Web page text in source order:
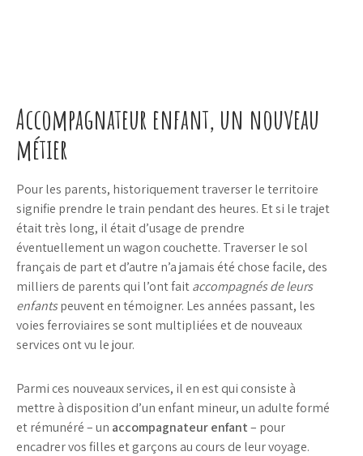
Accompagnateur enfant, un nouveau
métier
Pour les parents, historiquement traverser le territoire
signifie prendre le train pendant des heures. Et si le trajet
était très long, il était d’usage de prendre
éventuellement un wagon couchette. Traverser le sol
français de part et d’autre n’a jamais été chose facile, des
milliers de parents qui l’ont faitaccompagnés de leurs
enfantspeuvent en témoigner. Les années passant, les
voies ferroviaires se sont multipliées et de nouveaux
services ont vu le jour.
Parmi ces nouveaux services, il en est qui consiste à
mettre à disposition d’un enfant mineur, un adulte formé
et rémunéré – un accompagnateur enfant– pour
encadrer vos filles et garçons au cours de leur voyage.